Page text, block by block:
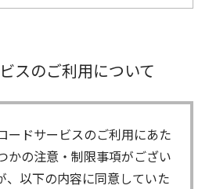
スのご利用について
ードサービスのご利用にあた
かの注意・制限事項がござい
、以下の内容に同意していた